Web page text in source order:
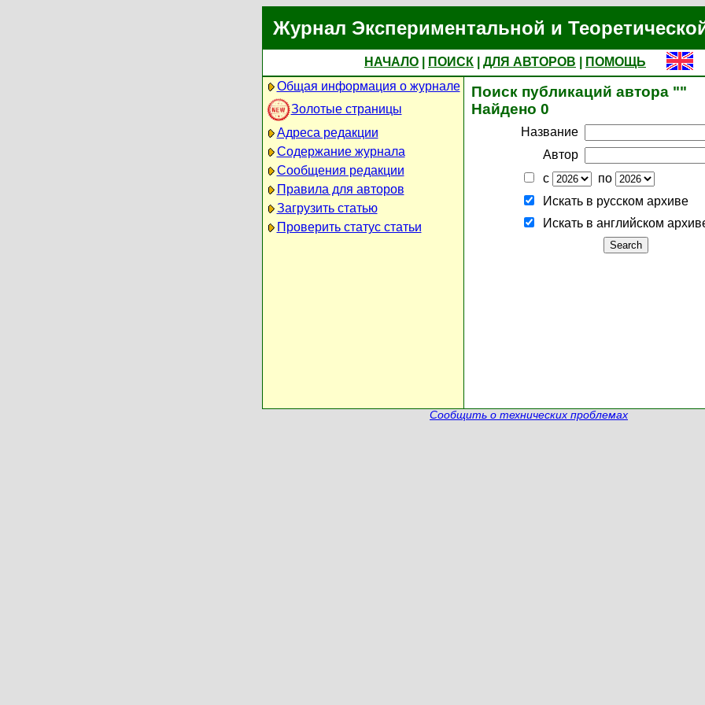
Журнал Экспериментальной и
НАЧАЛО ПОИСК ДЛЯ АВТОРОВ
ПОМОЩЬ
Общая информация о журнале
Золотые страницы
Адреса редакции
Содержание журнала
Сообщения редакции
Правила для авторов
Загрузить статью
Проверить статус статьи
Поиск публикаций автора ""
Найдено 0
Название
Автор
с
по
Искать в русском архиве
Искать в английском
Сообщить о технических проблемах